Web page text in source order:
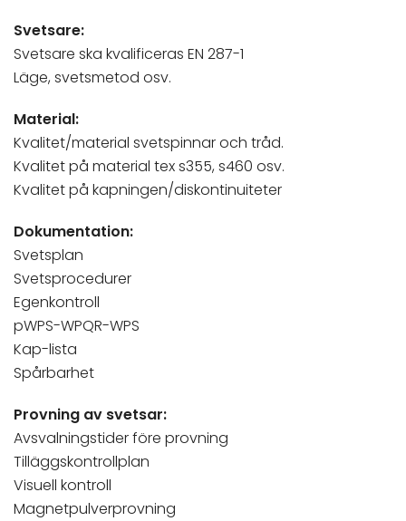
Svetsare:
Svetsare ska kvalificeras EN 287-1
Läge, svetsmetod osv.
Material:
Kvalitet/material svetspinnar och tråd.
Kvalitet på material tex s355, s460 osv.
Kvalitet på kapningen/diskontinuiteter
Dokumentation:
Svetsplan
Svetsprocedurer
Egenkontroll
pWPS-WPQR-WPS
Kap-lista
Spårbarhet
Provning av svetsar:
Avsvalningstider före provning
Tilläggskontrollplan
Visuell kontroll
Magnetpulverprovning